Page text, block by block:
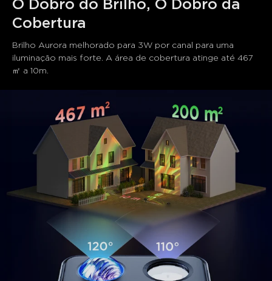
O Dobro do Brilho, O Dobro da
Cobertura
Brilho Aurora melhorado para 3W por canal para uma
iluminação mais forte. A área de cobertura atinge até 467
㎡ a 10m.